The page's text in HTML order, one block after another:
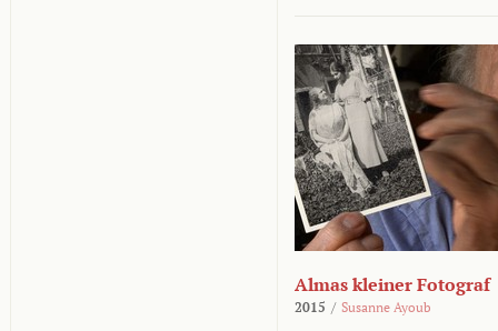
Almas kleiner Fotograf
2015 / Susanne Ayoub